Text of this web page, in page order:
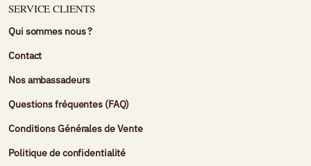
SERVICE CLIENTS
Qui sommes nous ?
Contact
Nos ambassadeurs
Questions fréquentes (FAQ)
Conditions Générales de Vente
Politique de confidentialité